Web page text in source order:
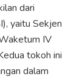
dari
yaitu Sekjen
IV
tokoh ini
dalam